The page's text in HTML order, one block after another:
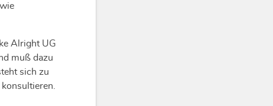
Alright UG
muß dazu
sich zu